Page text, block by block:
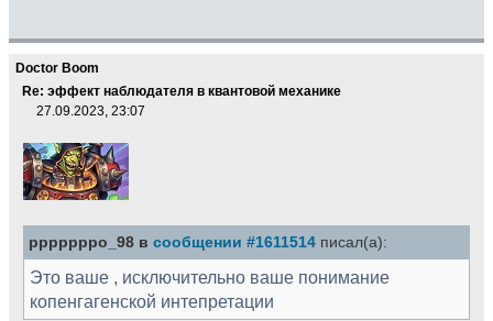
Doctor Boom
Re: эффект наблюдателя в квантовой механике
27.09.2023, 23:07
pppppppo_98 в сообщении #1611514 писал(а):
Это ваше , исключительно ваше понимание
копенгагенской интепретации